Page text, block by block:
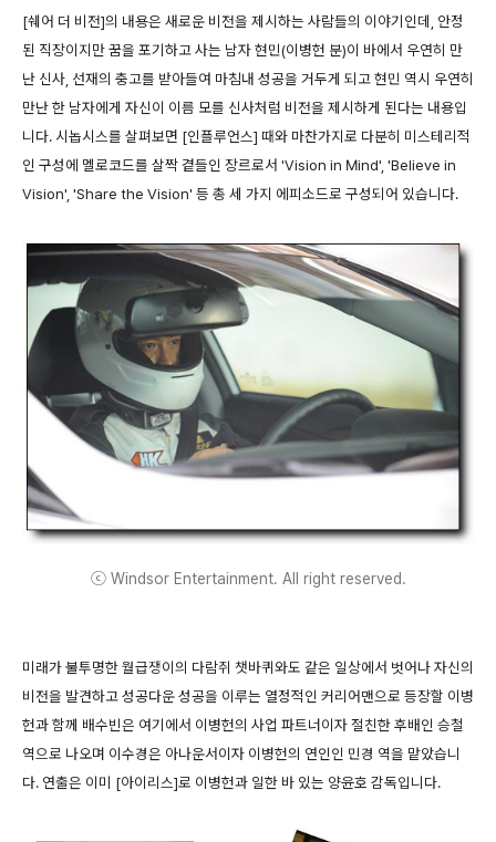
[쉐어 더 비전]의 내용은 새로운 비전을 제시하는 사람들의 이야기인데, 안정
된 직장이지만 꿈을 포기하고 사는 남자 현민(이병헌 분)이 바에서 우연히 만
난 신사, 선재의 충고를 받아들여 마침내 성공을 거두게 되고 현민 역시 우연히
만난 한 남자에게 자신이 이름 모를 신사처럼 비전을 제시하게 된다는 내용입
니다. 시놉시스를 살펴보면 [인플루언스] 때와 마찬가지로 다분히 미스테리적
인 구성에 멜로코드를 살짝 곁들인 장르로서 'Vision in Mind', 'Believe in
Vision', 'Share the Vision' 등 총 세 가지 에피소드로 구성되어 있습니다.
ⓒ Windsor Entertainment. All right reserved.
미래가 불투명한 월급쟁이의 다람쥐 챗바퀴와도 같은 일상에서 벗어나 자신의
비전을 발견하고 성공다운 성공을 이루는 열정적인 커리어맨으로 등장할 이병
헌과 함께 배수빈은 여기에서 이병헌의 사업 파트너이자 절친한 후배인 승철
역으로 나오며 이수경은 아나운서이자 이병헌의 연인인 민경 역을 맡았습니
다. 연출은 이미 [아이리스]로 이병헌과 일한 바 있는 양윤호 감독입니다.